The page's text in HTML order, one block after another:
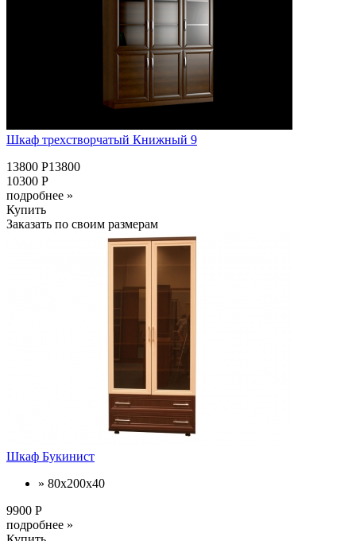
Шкаф трехстворчатый Книжный 9
13800 Р13800
10300 Р
подробнее »
Купить
Заказать по своим размерам
Шкаф Букинист
» 80х200х40
9900 Р
подробнее »